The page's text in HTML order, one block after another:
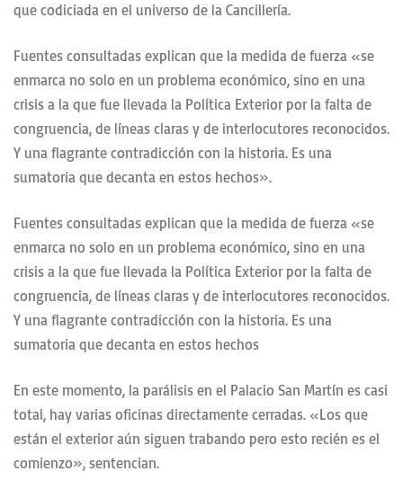
que codiciada en el universo de la Cancillería.
Fuentes consultadas explican que la medida de fuerza «se
enmarca no solo en un problema económico, sino en una
crisis a la que fue llevada la Política Exterior por la falta de
congruencia, de líneas claras y de interlocutores reconocidos.
Y una flagrante contradicción con la historia. Es una
sumatoria que decanta en estos hechos».
Fuentes consultadas explican que la medida de fuerza «se
enmarca no solo en un problema económico, sino en una
crisis a la que fue llevada la Política Exterior por la falta de
congruencia, de líneas claras y de interlocutores reconocidos.
Y una flagrante contradicción con la historia. Es una
sumatoria que decanta en estos hechos
En este momento, la parálisis en el Palacio San Martín es casi
total, hay varias oficinas directamente cerradas. «Los que
están el exterior aún siguen trabando pero esto recién es el
comienzo», sentencian.